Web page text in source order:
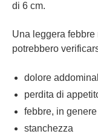
di 6 cm.
Una leggera
potrebbero
dolore
perdita di
febbre, in
stanchezza